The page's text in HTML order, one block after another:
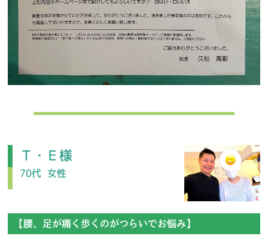
Ｔ・Ｅ様
70代 女性
【腰、足が痛く歩くのがつらいでお悩み】